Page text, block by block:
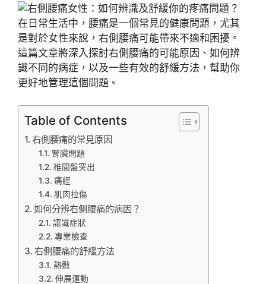
在日常生活中，腰痛是一個常見的健康問題，尤其
是對於女性來說，右側腰痛可能帶來不適和困擾。
這篇文章將深入探討右側腰痛的可能原因、如何辨
識不同的病症，以及一些有效的舒緩方法，幫助你
更好地管理這個問題。
Table of Contents
右側腰痛的常見原因
腎臟問題
椎間盤突出
痛經
肌肉拉傷
如何分辨右側腰痛的病因？
認識症狀
專業檢查
右側腰痛的舒緩方法
熱敷
伸展運動